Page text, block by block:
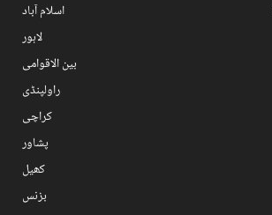
اسلام آباد
لاہور
بین الاقوامی
راولپنڈی
کراچی
پشاور
کھیل
بزنس